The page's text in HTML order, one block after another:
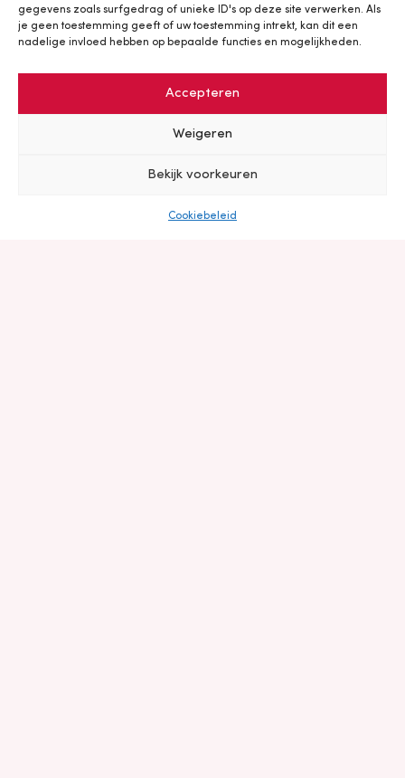
gegevens zoals surfgedrag of unieke ID's op deze site verwerken. Als
je geen toestemming geeft of uw toestemming intrekt, kan dit een
nadelige invloed hebben op bepaalde functies en mogelijkheden.
Accepteren
Weigeren
Bekijk voorkeuren
Cookiebeleid
DATA ELEKTRA INFRA PROJECTEN